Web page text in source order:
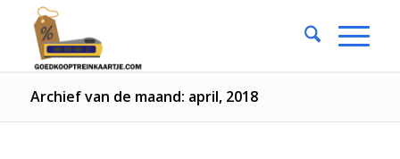
Archief van de maand: april, 2018